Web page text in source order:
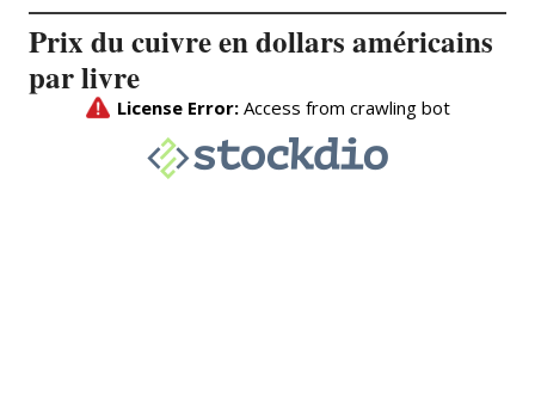
Prix du cuivre en dollars américains
par livre